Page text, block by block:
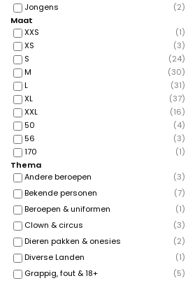
Jongens
(2)
Maat
XXS
(1)
XS
(3)
S
(24)
M
(30)
L
(31)
XL
(37)
XXL
(16)
50
(4)
56
(3)
170
(1)
Thema
Andere beroepen
(3)
Bekende personen
(7)
Beroepen & uniformen
(1)
Clown & circus
(3)
Dieren pakken & onesies
(2)
Diverse Landen
(1)
Grappig, fout & 18+
(5)